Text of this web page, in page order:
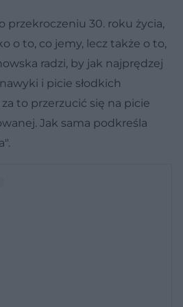
przekroczeniu 30. roku życia,
o to, co jemy, lecz także o to,
radzi, by jak najprędzej
i picie słodkich
to przerzucić się na picie
Jak sama podkreśla